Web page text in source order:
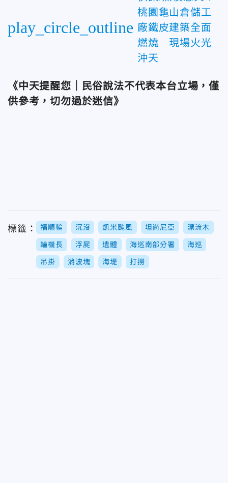
play_circle_outline
桃園龜山倉儲工
廠鐵皮建築全面
燃燒 現場火光
沖天
《中天提醒您｜民俗說法不代表本台立場，僅
供參考，切勿過於迷信》
標籤： 福順輪 沉沒 凱米颱風 坦尚尼亞 漂流木
輪機長 浮屍 遺體 海巡南部分署 海巡
吊掛 消波塊 海堤 打撈